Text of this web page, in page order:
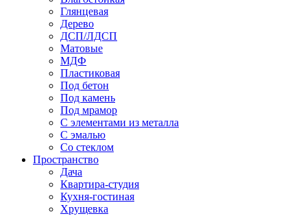
Глянцевая
Дерево
ДСП/ЛДСП
Матовые
МДФ
Пластиковая
Под бетон
Под камень
Под мрамор
С элементами из металла
С эмалью
Со стеклом
Пространство
Дача
Квартира-студия
Кухня-гостиная
Хрущевка